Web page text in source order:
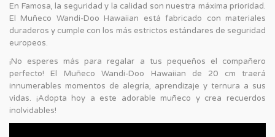
En Famosa, la seguridad y la calidad son nuestra máxima prioridad.
El Muñeco Wandi-Doo Hawaiian está fabricado con materiales
duraderos y cumple con los más estrictos estándares de seguridad
europeos.
¡No esperes más para regalar a tus pequeños el compañero
perfecto! El Muñeco Wandi-Doo Hawaiian de 20 cm traerá
innumerables momentos de alegría, aprendizaje y ternura a sus
vidas. ¡Adopta hoy a este adorable muñeco y crea recuerdos
inolvidables!